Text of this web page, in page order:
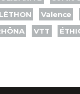
Valence
VTT